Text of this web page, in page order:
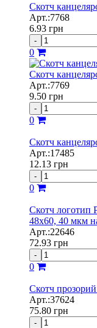
Скотч
Арт.:7768
6.93 грн
-
0
Скотч
Арт.:7769
9.50 грн
-
0
Скотч
Арт.:17485
12.13 грн
-
0
Скотч логотип
48х60, 40 мкм
Арт.:22646
72.93 грн
-
0
Скотч
Арт.:37624
75.80 грн
-